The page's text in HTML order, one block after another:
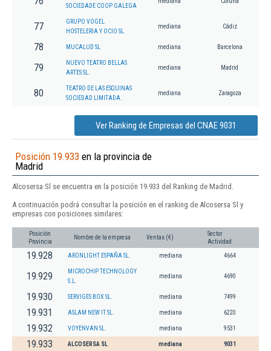
SOCIEDADE COOP GALEGA
77
GRUPO VOGEL
HOSTELERIA Y OCIO SL.
mediana Cádiz
78 MUCALUD SL mediana Barcelona
79
NUEVO TEATRO BELLAS
ARTES SL.
mediana Madrid
80
TEATRO DE LAS ESQUINAS
SOCIEDAD LIMITADA.
mediana Zaragoza
Ver Ranking de Empresas del CNAE 9031
Posición 19.933 en la provincia de
Madrid
Alcosersa Sl se encuentra en la posición 19.933 del Ranking de Madrid.
A continuación podrá consultar la posición en el ranking de Alcosersa Sl y
empresas con posiciones similares:
Posición
Provincia
Nombre de la empresa Ventas (€)
Sector
Actividad
19.928 ARONLIGHT ESPAÑA SL. mediana 4664
19.929
MICROCHIP TECHNOLOGY
S.L.
mediana 4690
19.930 SERVIGES BOX SL. mediana 7499
19.931 ASLAM NEW IT SL. mediana 6220
19.932 VOYENVAN SL. mediana 9531
19.933 ALCOSERSA SL mediana 9031